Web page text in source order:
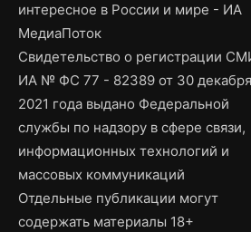
интересное в России и мире - ИА
МедиаПоток
Свидетельство о регистрации
ИА № ФС 77 - 82389 от 30 декабря
2021 года выдано Федеральной
службы по надзору в сфере связи,
информационных технологий и
массовых коммуникаций
Отдельные публикации могут
содержать материалы 18+